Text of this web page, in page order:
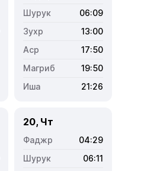
06:09
13:00
17:50
19:50
21:26
20, Чт
04:29
06:11